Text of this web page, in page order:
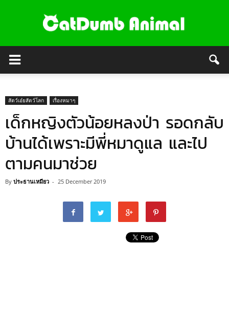
สัตว์เอ๋ยสัตว์โลก เรื่องหมาๆ
เด็กหญิงตัวน้อยหลงป่า รอดกลับ
บ้านได้เพราะมีพี่หมาดูแล และไป
ตามคนมาช่วย
By ประธานเหมียว - 25 December 2019